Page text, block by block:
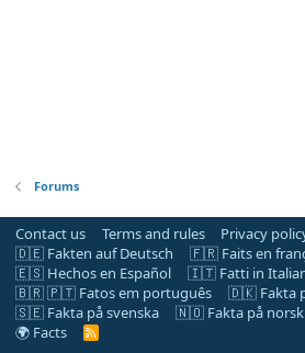
Forums
Contact us Terms and rules Privacy
🇩🇪 Fakten auf Deutsch
🇫🇷 Faits en
🇪🇸 Hechos en Español
🇮🇹 Fatti in
🇧🇷 🇵🇹 Fatos em português
🇩🇰 Fakta
🇸🇪 Fakta på svenska
🇳🇴 Fakta på norsk
🌍 Facts
R